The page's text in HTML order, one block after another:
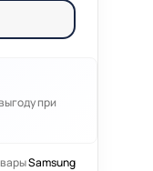
при
Samsung